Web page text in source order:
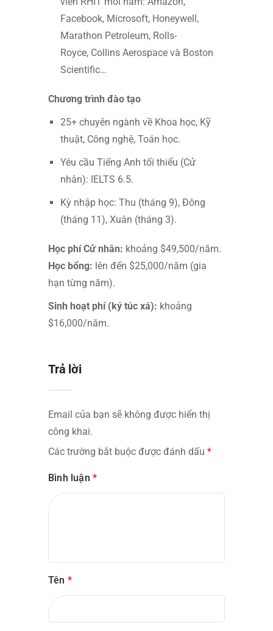
Facebook, Microsoft, Honeywell,
Marathon Petroleum, Rolls-
Royce, Collins Aerospace và Boston
Scientific…
Chương trình đào tạo
25+ chuyên ngành về Khoa học, Kỹ
thuật, Công nghệ, Toán học.
Yêu cầu Tiếng Anh tối thiểu (Cử
nhân): IELTS 6.5.
Kỳ nhập học: Thu (tháng 9), Đông
(tháng 11), Xuân (tháng 3).
Học phí Cử nhân: khoảng $49,500/năm.
Học bổng: lên đến $25,000/năm (gia
hạn từng năm).
Sinh hoạt phí (ký túc xá): khoảng
$16,000/năm.
Trả lời
Email của bạn sẽ không được hiển thị
công khai.
Các trường bắt buộc được đánh dấu *
Bình luận *
Tên *